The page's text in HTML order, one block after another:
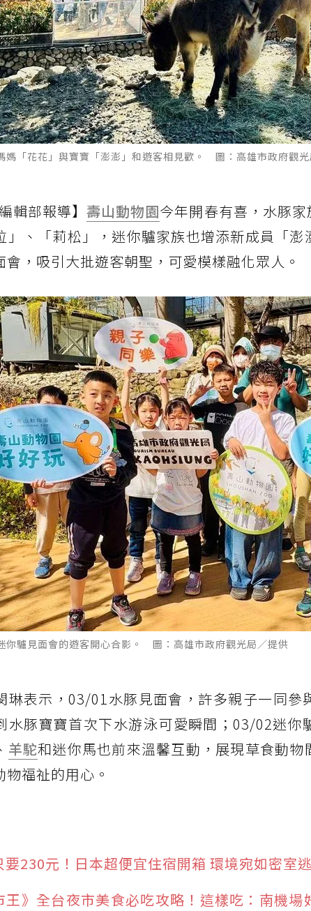
媽「花花」與寶寶「澎澎」和遊客相見歡。 圖：高雄市政府觀光
輯部報導】壽山動物園今年開春有喜，水豚
」、「莉松」，迷你驢家族也增添新成員「
會，吸引大批遊客朝聖，可愛模樣融化眾人。
驢見面會的遊客開心合影。 圖：高雄市政府觀光局／提供
琳表示，03/01水豚見面會，許多親子一同參
水豚寶寶首次下水游泳可愛瞬間；03/02迷你
羊駝和迷你馬也前來溫馨互動，展現草食動
福祉的用心。
要230元！日本超便宜住宿開箱 環境宛如密室
王》全台夜市美食必吃攻略！這樣吃：南機